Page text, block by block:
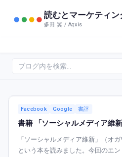
読むとマーケティ
多田 翼 / Aqxis
Facebook Google 書評
書籍 「ソーシャルメディア維新
「ソーシャルメディア維新」（オ
という本を読みました。今回のエ